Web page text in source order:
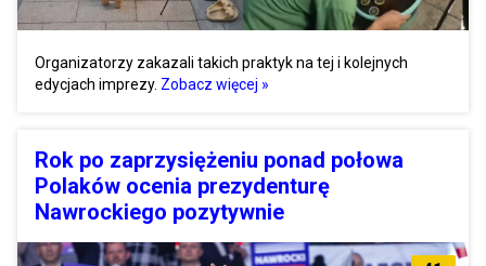
Organizatorzy zakazali takich praktyk na tej i kolejnych
edycjach imprezy. Zobacz więcej »
Rok po zaprzysiężeniu ponad połowa
Polaków ocenia prezydenturę
Nawrockiego pozytywnie